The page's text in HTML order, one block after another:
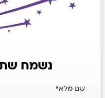
נשמח